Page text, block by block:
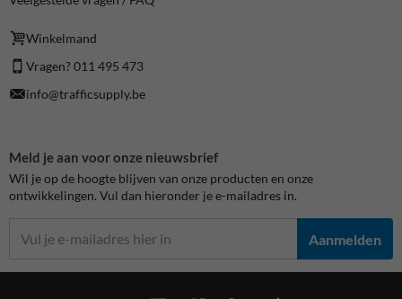
Winkelmand
Vragen? 011 495 473
info@trafficsupply.be
Meld je aan voor onze nieuwsbrief
Wil je op de hoogte blijven van onze producten en onze
ontwikkelingen. Vul dan hieronder je e-mailadres in.
Aanmelden